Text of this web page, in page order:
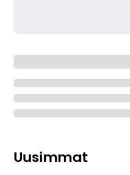
Uusimmat